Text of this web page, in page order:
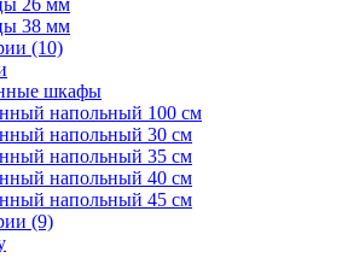
26 мм
38 мм
(10)
шкафы
напольный 100 см
напольный 30 см
напольный 35 см
напольный 40 см
напольный 45 см
(9)